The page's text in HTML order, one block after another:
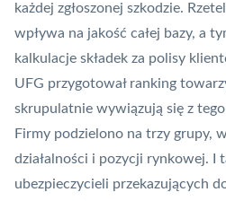
każdej zgłoszonej szkodzie.
wpływa na jakość całej bazy, a
kalkulacje składek za polisy
UFG przygotował ranking
skrupulatnie wywiązują się z tego
Firmy podzielono na trzy grupy,
działalności i pozycji rynkowej. I
ubezpieczycieli przekazujących